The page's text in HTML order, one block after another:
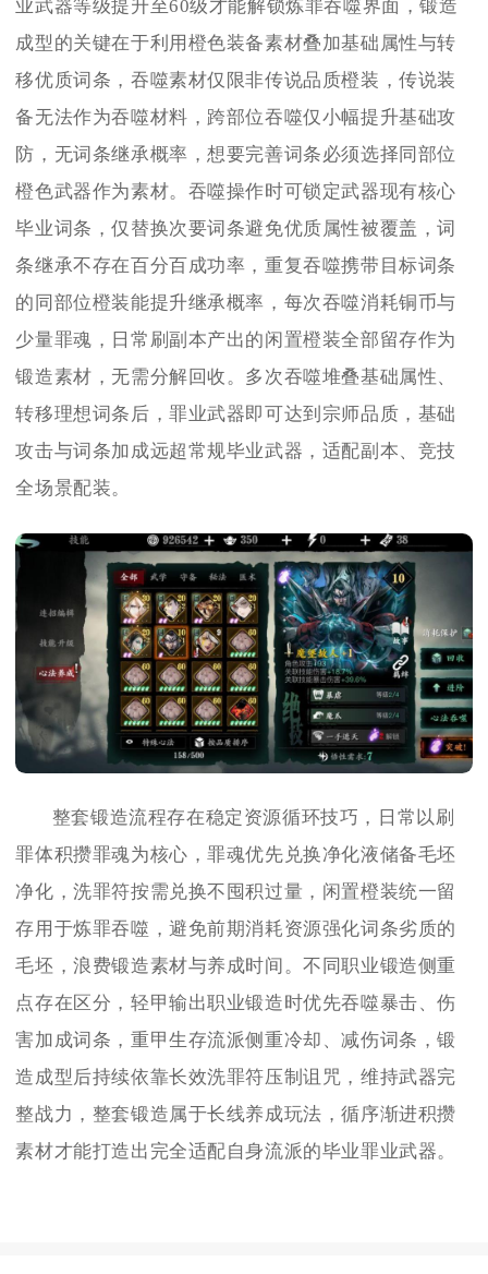
业武器等级提升至60级才能解锁炼罪吞噬界面，锻造
成型的关键在于利用橙色装备素材叠加基础属性与转
移优质词条，吞噬素材仅限非传说品质橙装，传说装
备无法作为吞噬材料，跨部位吞噬仅小幅提升基础攻
防，无词条继承概率，想要完善词条必须选择同部位
橙色武器作为素材。吞噬操作时可锁定武器现有核心
毕业词条，仅替换次要词条避免优质属性被覆盖，词
条继承不存在百分百成功率，重复吞噬携带目标词条
的同部位橙装能提升继承概率，每次吞噬消耗铜币与
少量罪魂，日常刷副本产出的闲置橙装全部留存作为
锻造素材，无需分解回收。多次吞噬堆叠基础属性、
转移理想词条后，罪业武器即可达到宗师品质，基础
攻击与词条加成远超常规毕业武器，适配副本、竞技
全场景配装。
整套锻造流程存在稳定资源循环技巧，日常以刷
罪体积攒罪魂为核心，罪魂优先兑换净化液储备毛坯
净化，洗罪符按需兑换不囤积过量，闲置橙装统一留
存用于炼罪吞噬，避免前期消耗资源强化词条劣质的
毛坯，浪费锻造素材与养成时间。不同职业锻造侧重
点存在区分，轻甲输出职业锻造时优先吞噬暴击、伤
害加成词条，重甲生存流派侧重冷却、减伤词条，锻
造成型后持续依靠长效洗罪符压制诅咒，维持武器完
整战力，整套锻造属于长线养成玩法，循序渐进积攒
素材才能打造出完全适配自身流派的毕业罪业武器。